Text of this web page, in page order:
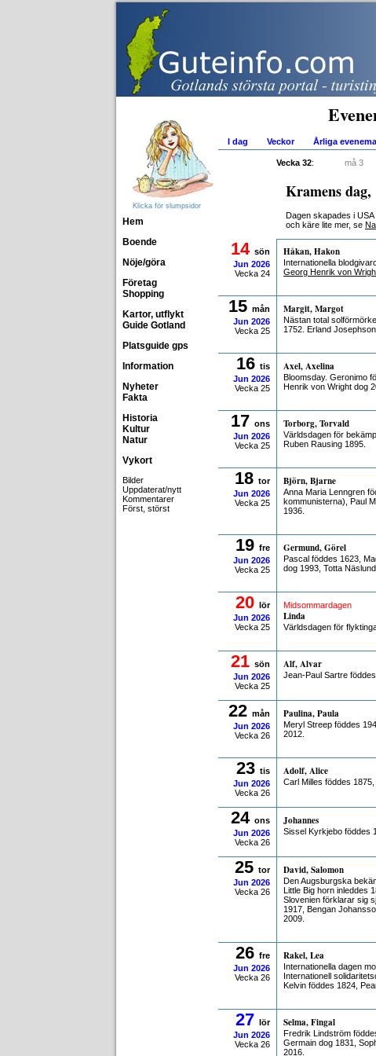
Klicka för slumpsidor
Hem
Boende
Nöje/göra
Företag
Shopping
Kartor, utflykt
Guide Gotland
Platsguide gps
Information
Nyheter
Fakta
Historia
Kultur
Natur
Vykort
Bilder
Uppdaterat/nytt
Kommentarer
Först, störst
I dag Veckor Årliga
Vecka 32: må 3
Kramens
Dagen skapades i
och käre lite mer, se
14 sön
Jun 2026
Vecka 24
Håkan, Hakon
Internationella
Georg Henrik von
15 mån
Jun 2026
Vecka 25
Margit, Margot
Nästan total
1752. Erland
16 tis
Jun 2026
Vecka 25
Axel, Axelina
Bloomsday. Geronimo
Henrik von Wright dog
17 ons
Jun 2026
Vecka 25
Torborg, Torvald
Världsdagen för
Ruben Rausing 1895.
18 tor
Jun 2026
Vecka 25
Björn, Bjarne
Anna Maria Lenngren
kommunisterna), Paul
1936.
19 fre
Jun 2026
Vecka 25
Germund, Görel
Pascal föddes 1623,
dog 1993, Totta Näslund
20 lör
Jun 2026
Vecka 25
Midsommardagen
Linda
Världsdagen för
21 sön
Jun 2026
Vecka 25
Alf, Alvar
Jean-Paul Sartre
22 mån
Jun 2026
Vecka 26
Paulina, Paula
Meryl Streep föddes
2012.
23 tis
Jun 2026
Vecka 26
Adolf, Alice
Carl Milles föddes
24 ons
Jun 2026
Vecka 26
Johannes
Sissel Kyrkjebo föddes
25 tor
Jun 2026
Vecka 26
David, Salomon
Den Augsburgska
Little Big horn inleddes
Slovenien förklarar sig
1917, Bengan
2009.
26 fre
Jun 2026
Vecka 26
Rakel, Lea
Internationella dagen
Internationell
Kelvin föddes 1824,
27 lör
Jun 2026
Vecka 26
Selma, Fingal
Fredrik Lindström
Germain dog 1831,
2016.